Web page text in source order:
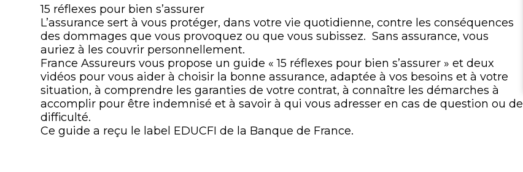
15 réflexes pour bien s’assurer
L’assurance sert à vous protéger, dans votre vie quotidienne, contre les conséquences
des dommages que vous provoquez ou que vous subissez. Sans assurance, vous
auriez à les couvrir personnellement.
France Assureurs vous propose un guide « 15 réflexes pour bien s’assurer » et deux
vidéos pour vous aider à choisir la bonne assurance, adaptée à vos besoins et à votre
situation, à comprendre les garanties de votre contrat, à connaître les démarches à
accomplir pour être indemnisé et à savoir à qui vous adresser en cas de question ou de
difficulté.
Ce guide a reçu le label EDUCFI de la Banque de France.